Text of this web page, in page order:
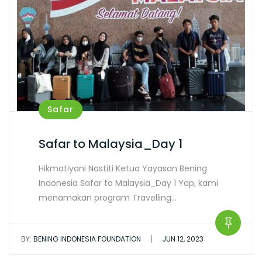
Safar
Safar to Malaysia_Day 1
Hikmatiyani Nastiti Ketua Yayasan Bening
Indonesia Safar to Malaysia_Day 1 Yap, kami
menamakan program Travelling…
BY: BENING INDONESIA FOUNDATION | JUN 12, 2023